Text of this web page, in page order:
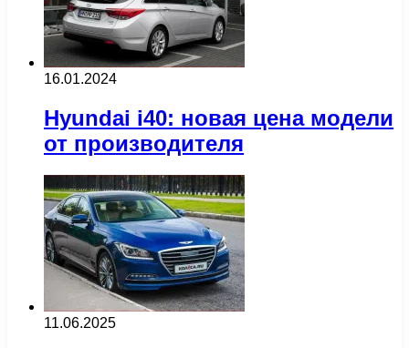
16.01.2024
Hyundai i40: новая цена модели
от производителя
11.06.2025